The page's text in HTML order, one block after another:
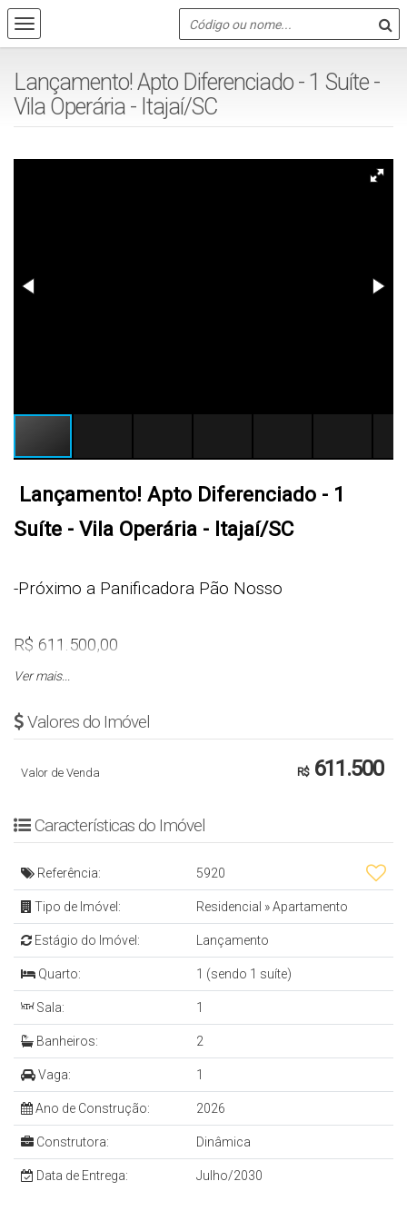
Lançamento! Apto Diferenciado - 1 Suíte -
Vila Operária - Itajaí/SC
Lançamento! Apto Diferenciado - 1
Suíte - Vila Operária - Itajaí/SC
-Próximo a Panificadora Pão Nosso
R$ 611.500,00
+ 4 x R$ 18.000,00 (uma vez ao ano) e após
Cód.: 5919
APARTAMENTO
- 1 Suíte
- Sala de Estar e Jantar
- Cozinha
- Sacada Ampla
- Lavabo
- Vaga de Garagem
EMPREENDIMENTO
- Hall Mobiliado e Decorado
- Elevador
Ver mais...
Valores do Imóvel
R$611.500
Valor de Venda
Características do Imóvel
Referência: 5920
Tipo de Imóvel: Residencial »Apartamento
Estágio do Imóvel: Lançamento
Quarto: 1 (sendo 1 suíte)
Sala: 1
Banheiros: 2
Vaga: 1
Ano de Construção: 2026
Construtora: Dinâmica
Data de Entrega: Julho/2030